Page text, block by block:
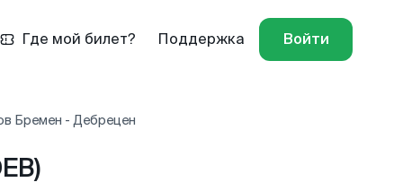
Где мой билет? Поддержка Войти
Бремен - Дебрецен